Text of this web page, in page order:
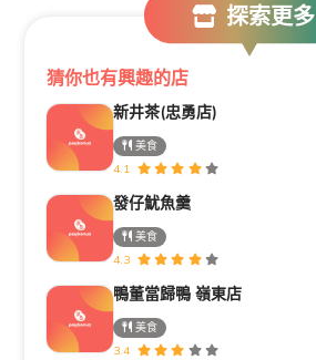
探索更多
猜你也有興趣的店
新井茶(忠勇店)
美食
4.1
發仔魷魚羹
美食
4.3
鴨董當歸鴨 嶺東店
美食
3.4